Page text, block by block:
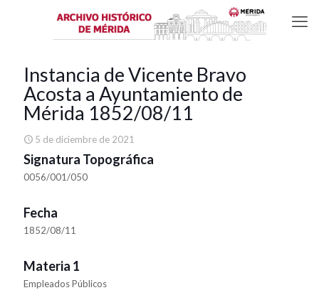
Instancia de Vicente Bravo
Acosta a Ayuntamiento de
Mérida 1852/08/11
5 de diciembre de 2021
Signatura Topográfica
0056/001/050
Fecha
1852/08/11
Materia 1
Empleados Públicos